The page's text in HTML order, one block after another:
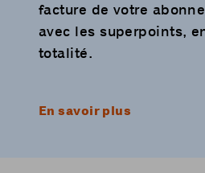
facture de votre
avec les superpoints,
totalité.
En savoir plus